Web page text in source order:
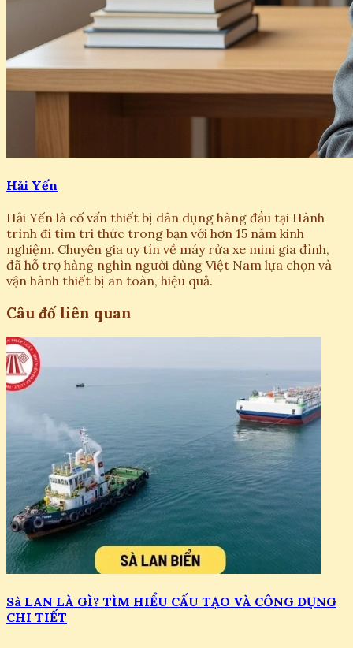
Hải Yến
Hải Yến là cố vấn thiết bị dân dụng hàng đầu tại Hành
trình đi tìm tri thức trong bạn với hơn 15 năm kinh
nghiệm. Chuyên gia uy tín về máy rửa xe mini gia đình,
đã hỗ trợ hàng nghìn người dùng Việt Nam lựa chọn và
vận hành thiết bị an toàn, hiệu quả.
Câu đố liên quan
Sà LAN LÀ GÌ? TÌM HIỂU CẤU TẠO VÀ CÔNG DỤNG
CHI TIẾT